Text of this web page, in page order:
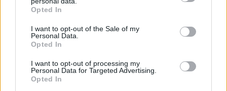
grant or deny consent to Google and its third-party tags to
use your data for below specified purposes in below Google
consent section.
Opted In
I want to opt-out of the Sale of my
Personal Data.
Opted In
I want to opt-out of processing my
Personal Data for Targeted Advertising.
Opted In
επιχειρηματίας Νίκος Μπρουτζάκης: Καταγγέλλει
κλειστή κάστα, «λένε προδότες και πληρωμένους
όσους αποχωρούν»
08.08.2026, 18:48